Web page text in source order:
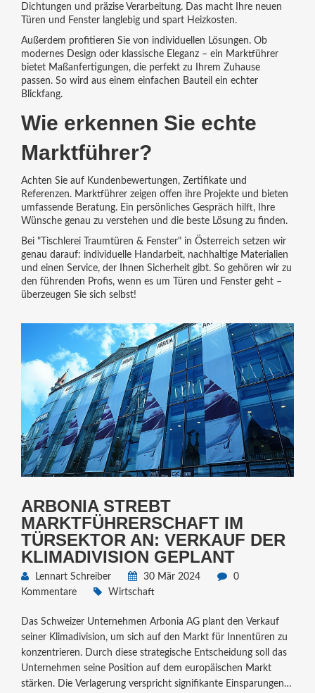
Dichtungen und präzise Verarbeitung. Das macht Ihre neuen
Türen und Fenster langlebig und spart Heizkosten.
Außerdem profitieren Sie von individuellen Lösungen. Ob
modernes Design oder klassische Eleganz – ein Marktführer
bietet Maßanfertigungen, die perfekt zu Ihrem Zuhause
passen. So wird aus einem einfachen Bauteil ein echter
Blickfang.
Wie erkennen Sie echte
Marktführer?
Achten Sie auf Kundenbewertungen, Zertifikate und
Referenzen. Marktführer zeigen offen ihre Projekte und bieten
umfassende Beratung. Ein persönliches Gespräch hilft, Ihre
Wünsche genau zu verstehen und die beste Lösung zu finden.
Bei "Tischlerei Traumtüren & Fenster" in Österreich setzen wir
genau darauf: individuelle Handarbeit, nachhaltige Materialien
und einen Service, der Ihnen Sicherheit gibt. So gehören wir zu
den führenden Profis, wenn es um Türen und Fenster geht –
überzeugen Sie sich selbst!
ARBONIA STREBT
MARKTFÜHRERSCHAFT IM
TÜRSEKTOR AN: VERKAUF DER
KLIMADIVISION GEPLANT
Lennart Schreiber 30 Mär 2024
0
Kommentare
Wirtschaft
Das Schweizer Unternehmen Arbonia AG plant den Verkauf
seiner Klimadivision, um sich auf den Markt für Innentüren zu
konzentrieren. Durch diese strategische Entscheidung soll das
Unternehmen seine Position auf dem europäischen Markt
stärken. Die Verlagerung verspricht signifikante Einsparungen